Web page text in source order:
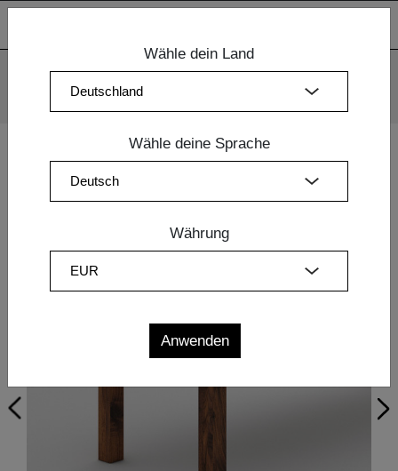
Webseiten sind Sie mit dem Einsatz der Cookies einverstanden.
Esszimmermöbel
Wähle dein Land
Wähle deine Sprache
Währung